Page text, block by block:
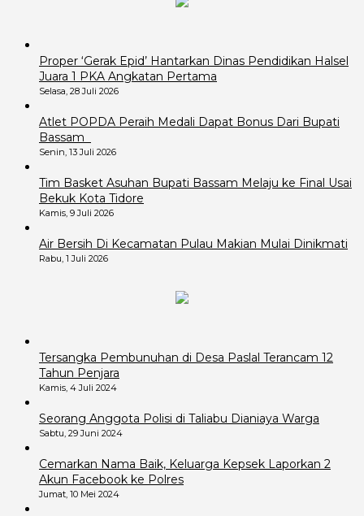
Proper ‘Gerak Epid’ Hantarkan Dinas Pendidikan Halsel
Juara 1 PKA Angkatan Pertama
Selasa, 28 Juli 2026
Atlet POPDA Peraih Medali Dapat Bonus Dari Bupati
Bassam
Senin, 13 Juli 2026
Tim Basket Asuhan Bupati Bassam Melaju ke Final Usai
Bekuk Kota Tidore
Kamis, 9 Juli 2026
Air Bersih Di Kecamatan Pulau Makian Mulai Dinikmati
Rabu, 1 Juli 2026
Tersangka Pembunuhan di Desa Paslal Terancam 12
Tahun Penjara
Kamis, 4 Juli 2024
Seorang Anggota Polisi di Taliabu Dianiaya Warga
Sabtu, 29 Juni 2024
Cemarkan Nama Baik, Keluarga Kepsek Laporkan 2
Akun Facebook ke Polres
Jumat, 10 Mei 2024